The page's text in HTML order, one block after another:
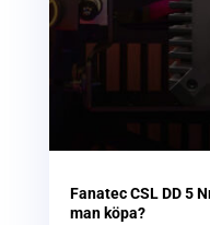
Fanatec CSL DD 5
man köpa?